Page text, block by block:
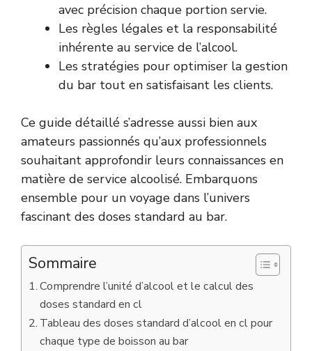
avec précision chaque portion servie.
Les règles légales et la responsabilité
inhérente au service de l’alcool.
Les stratégies pour optimiser la gestion
du bar tout en satisfaisant les clients.
Ce guide détaillé s’adresse aussi bien aux
amateurs passionnés qu’aux professionnels
souhaitant approfondir leurs connaissances en
matière de service alcoolisé. Embarquons
ensemble pour un voyage dans l’univers
fascinant des doses standard au bar.
Sommaire
Comprendre l’unité d’alcool et le calcul des
doses standard en cl
Tableau des doses standard d’alcool en cl pour
chaque type de boisson au bar